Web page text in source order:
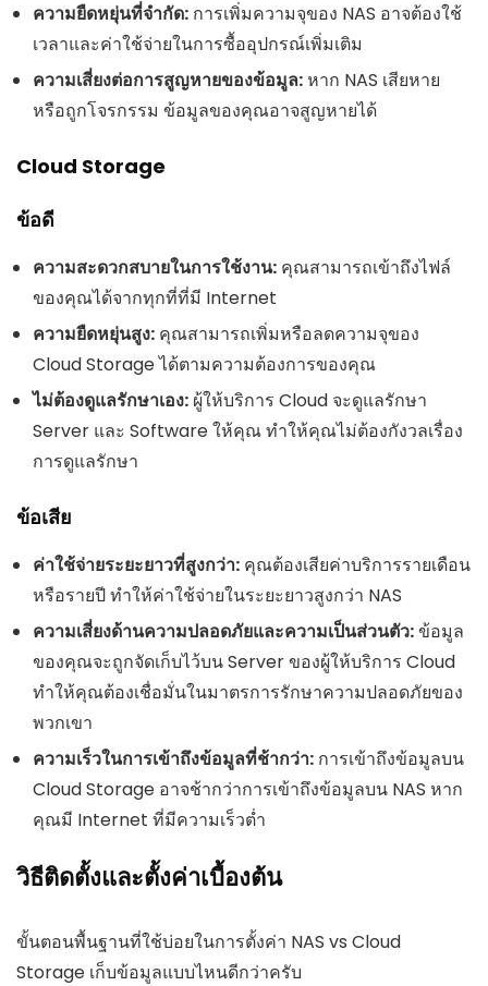
ความยืดหยุ่นที่จำกัด: การเพิ่มความจุของ NAS อาจต้องใช้
เวลาและค่าใช้จ่ายในการซื้ออุปกรณ์เพิ่มเติม
ความเสี่ยงต่อการสูญหายของข้อมูล:หาก NAS เสียหาย
หรือถูกโจรกรรม ข้อมูลของคุณอาจสูญหายได้
Cloud Storage
ข้อดี
ความสะดวกสบายในการใช้งาน: คุณสามารถเข้าถึงไฟล์
ของคุณได้จากทุกที่ที่มี Internet
ความยืดหยุ่นสูง: คุณสามารถเพิ่มหรือลดความจุของ
Cloud Storage ได้ตามความต้องการของคุณ
ไม่ต้องดูแลรักษาเอง: ผู้ให้บริการ Cloud จะดูแลรักษา
Server และ Software ให้คุณ ทำให้คุณไม่ต้องกังวลเรื่อง
การดูแลรักษา
ข้อเสีย
ค่าใช้จ่ายระยะยาวที่สูงกว่า: คุณต้องเสียค่าบริการรายเดือน
หรือรายปี ทำให้ค่าใช้จ่ายในระยะยาวสูงกว่า NAS
ความเสี่ยงด้านความปลอดภัยและความเป็นส่วนตัว:ข้อมูล
ของคุณจะถูกจัดเก็บไว้บน Server ของผู้ให้บริการ Cloud
ทำให้คุณต้องเชื่อมั่นในมาตรการรักษาความปลอดภัยของ
พวกเขา
ความเร็วในการเข้าถึงข้อมูลที่ช้ากว่า: การเข้าถึงข้อมูลบน
Cloud Storage อาจช้ากว่าการเข้าถึงข้อมูลบน NAS หาก
คุณมี Internet ที่มีความเร็วต่ำ
วิธีติดตั้งและตั้งค่าเบื้องต้น
ขั้นตอนพื้นฐานที่ใช้บ่อยในการตั้งค่า NAS vs Cloud
Storage เก็บข้อมูลแบบไหนดีกว่าครับ